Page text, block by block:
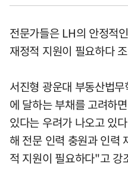
전문가들은 LH의 안정적
재정적 지원이 필요하다
서진형 광운대 부동산법
에 달하는 부채를 고려하
있다는 우려가 나오고 있
해 전문 인력 충원과 인력
적 지원이 필요하다"고 강